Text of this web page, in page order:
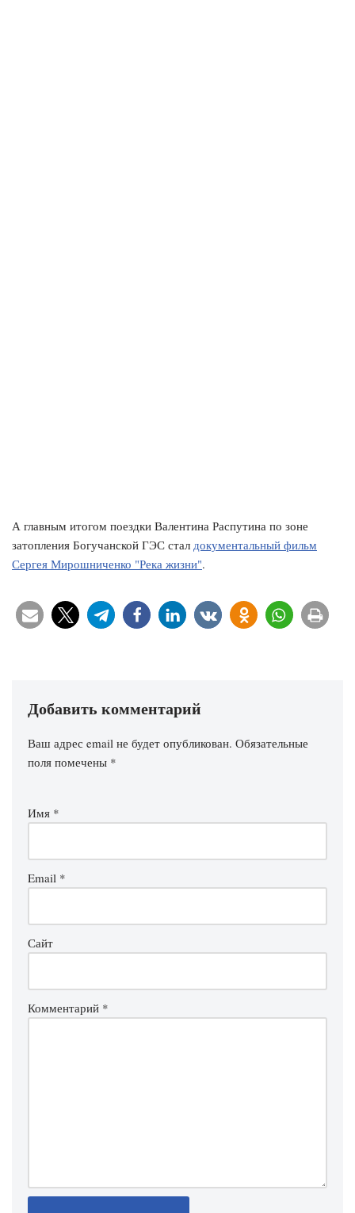
А главным итогом поездки Валентина Распутина по зоне
затопления Богучанской ГЭС стал документальный фильм
Сергея Мирошниченко "Река жизни".
Добавить комментарий
Ваш адрес email не будет опубликован. Обязательные
поля помечены *
Имя *
Email *
Сайт
Комментарий *